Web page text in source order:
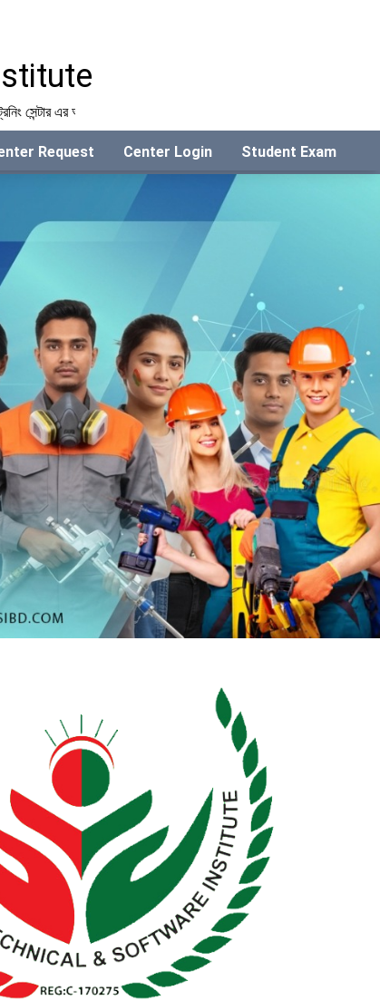
এর অনুমোদন দেওয়া হচ্ছে। সকল শাখা পরিচালকদের যোগাযোগ করার জন্য অনুরোধ
Request Center Login Student Exam